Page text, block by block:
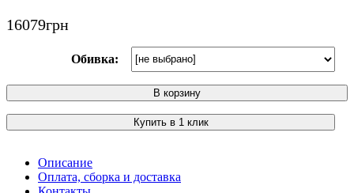
16079грн
Обивка:
В корзину
Купить в 1 клик
Описание
Оплата, сборка и доставка